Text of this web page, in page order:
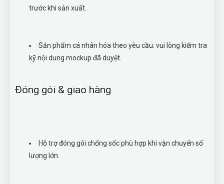
trước khi sản xuất.
Sản phẩm cá nhân hóa theo yêu cầu: vui lòng kiểm tra
kỹ nội dung mockup đã duyệt.
Đóng gói & giao hàng
Hỗ trợ đóng gói chống sốc phù hợp khi vận chuyển số
lượng lớn.